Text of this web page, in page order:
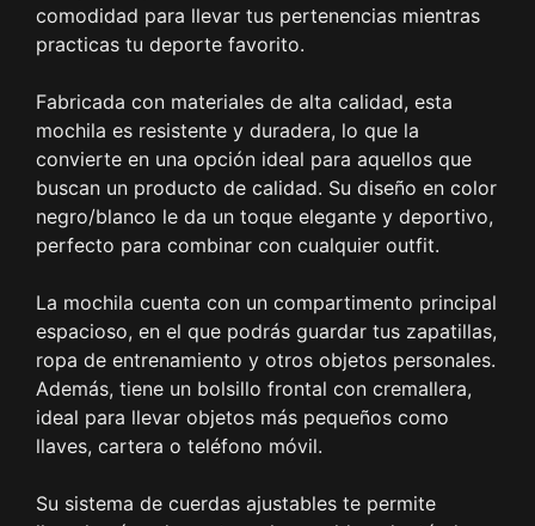
comodidad para llevar tus pertenencias mientras
practicas tu deporte favorito.
Fabricada con materiales de alta calidad, esta
mochila es resistente y duradera, lo que la
convierte en una opción ideal para aquellos que
buscan un producto de calidad. Su diseño en color
negro/blanco le da un toque elegante y deportivo,
perfecto para combinar con cualquier outfit.
La mochila cuenta con un compartimento principal
espacioso, en el que podrás guardar tus zapatillas,
ropa de entrenamiento y otros objetos personales.
Además, tiene un bolsillo frontal con cremallera,
ideal para llevar objetos más pequeños como
llaves, cartera o teléfono móvil.
Su sistema de cuerdas ajustables te permite